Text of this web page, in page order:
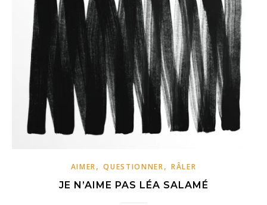
AIMER,QUESTIONNER, RÂLER
JE N’AIME PAS LÉA SALAMÉ